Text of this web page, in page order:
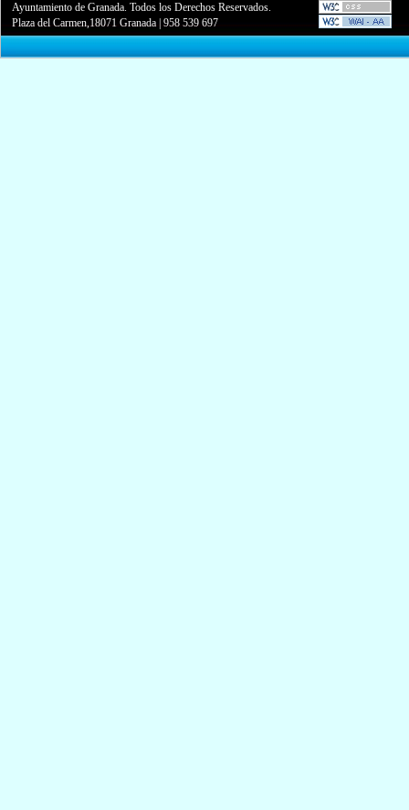
Ayuntamiento de Granada. Todos los Derechos Reservados.
Plaza del Carmen,18071 Granada |958 539 697